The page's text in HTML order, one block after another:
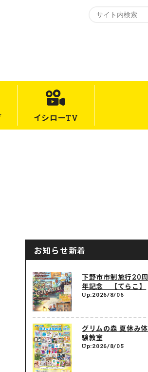
イシローTV
お知らせ新着
下野市市制施行20周
年記念 【てらこ】
Up:2026/8/06
グリムの森 夏休み体
験教室
Up:2026/8/05